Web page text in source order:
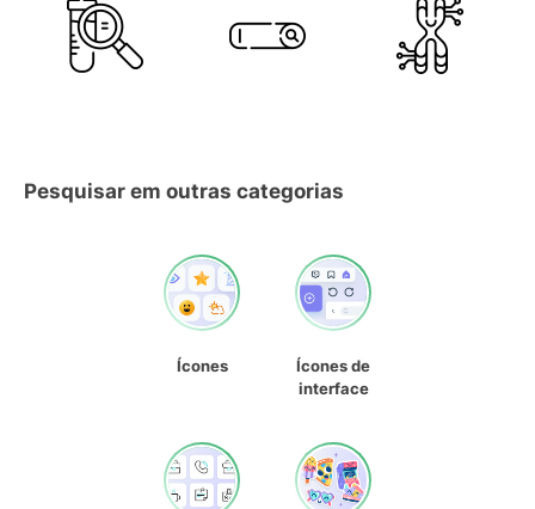
Pesquisar em outras categorias
Ícones
Ícones de
interface